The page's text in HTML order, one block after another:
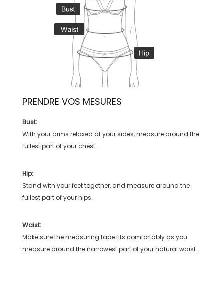
PRENDRE VOS MESURES
Bust:
With your arms relaxed at your sides, measure around the
fullest part of your chest.
Hip:
Stand with your feet together, and measure around the
fullest part of your hips.
Waist:
Make sure the measuring tape fits comfortably as you
measure around the narrowest part of your natural waist.